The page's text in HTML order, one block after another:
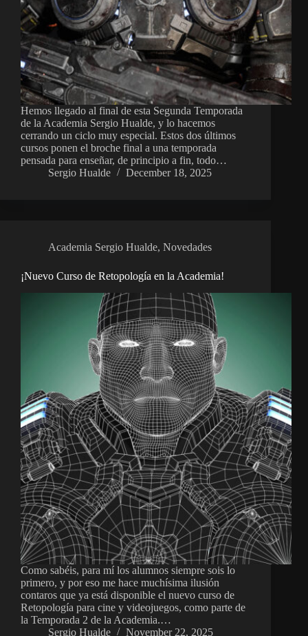
Hemos llegado al final de esta Segunda Temporada
de la Academia Sergio Hualde, y lo hacemos
cerrando un ciclo muy especial. Estos dos últimos
cursos ponen el broche final a una temporada
pensada para enseñar, de principio a fin, todo…
Sergio Hualde
December 18, 2025
Academia Sergio Hualde, Novedades
¡Nuevo Curso de Retopología en la Academia!
Como sabéis, para mí los alumnos siempre sois lo
primero, y por eso me hace muchísima ilusión
contaros que ya está disponible el nuevo curso de
Retopología para cine y videojuegos, como parte de
la Temporada 2 de la Academia.…
Sergio Hualde
November 22, 2025